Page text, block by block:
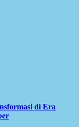
di Era